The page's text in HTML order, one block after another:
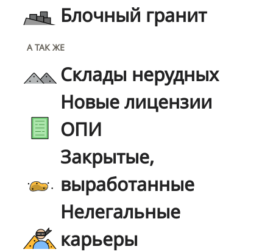
Блочный гранит
А ТАК ЖЕ
Склады нерудных
Новые лицензии
ОПИ
Закрытые,
выработанные
Нелегальные
карьеры